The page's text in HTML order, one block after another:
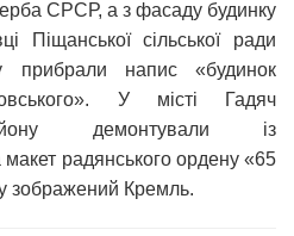
СРСР, а з фасаду будинку
Піщанської сільської ради
прибрали напис «будинок
У місті Гадяч
демонтували із
радянського ордену «65
зображений Кремль.